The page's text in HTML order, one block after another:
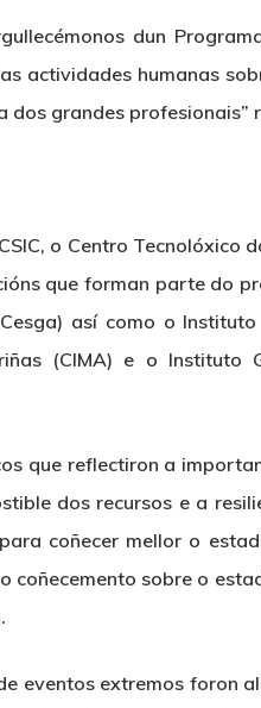
dun
actividades humanas
grandes profesionais”
o Centro Tecnolóxico
que forman parte do
así como o
(CIMA) e o Instituto
que reflectiron a
dos recursos e a
coñecer mellor o
coñecemento sobre o
eventos extremos foron